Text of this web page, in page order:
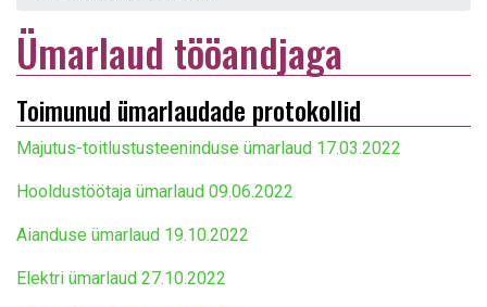
Ümarlaud tööandjaga
Toimunud ümarlaudade protokollid
Majutus-toitlustusteeninduse ümarlaud 17.03.2022
Hooldustöötaja ümarlaud 09.06.2022
Aianduse ümarlaud 19.10.2022
Elektri ümarlaud 27.10.2022